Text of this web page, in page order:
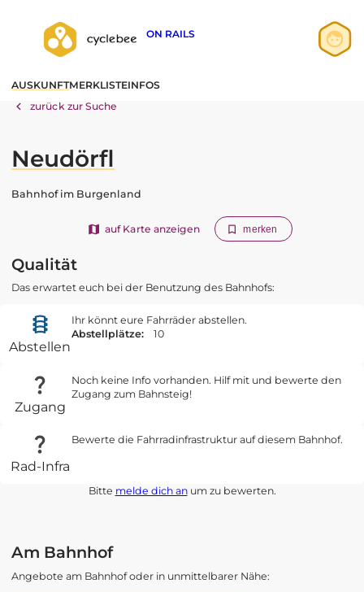
ON RAILS
AUSKUNFTMERKLISTEINFOS
zurück zur Suche
Neudörfl
Bahnhof im Burgenland
auf Karte anzeigen merken
Qualität
Das erwartet euch bei der Benutzung des Bahnhofs:
Abstellen
Ihr könnt eure Fahrräder abstellen.
Abstellplätze:
10
Zugang
Noch keine Info vorhanden. Hilf mit und bewerte den
Zugang zum Bahnsteig!
Rad-Infra
Bewerte die Fahrradinfrastruktur auf diesem Bahnhof.
Bitte melde dich anum zu bewerten.
Am Bahnhof
Angebote am Bahnhof oder in unmittelbarer Nähe: